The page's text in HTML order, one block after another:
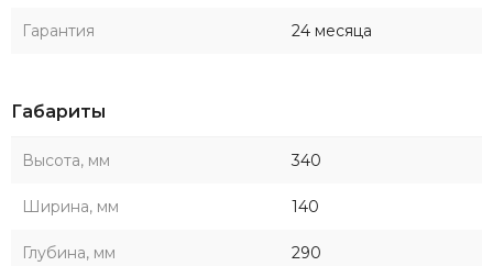
Гарантия 24 месяца
Габариты
Высота, мм 340
Ширина, мм 140
Глубина, мм 290